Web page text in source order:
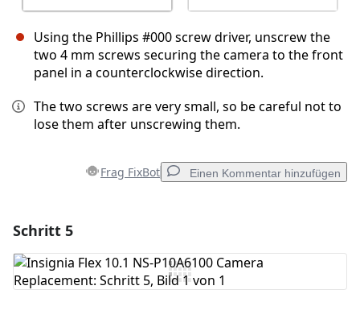
Using the Phillips #000 screw driver, unscrew the
two 4 mm screws securing the camera to the front
panel in a counterclockwise direction.
The two screws are very small, so be careful not to
lose them after unscrewing them.
Frag FixBot Einen Kommentar hinzufügen
Kommentar hinzufügen
Schritt 5